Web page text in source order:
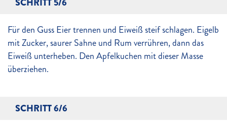
SCHRITT 5/6
Für den Guss Eier trennen und Eiweiß steif schlagen. Eigelb
mit Zucker, saurer Sahne und Rum verrühren, dann das
Eiweiß unterheben. Den Apfelkuchen mit dieser Masse
überziehen.
SCHRITT 6/6